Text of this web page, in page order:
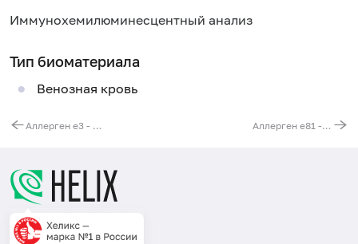
Иммунохемилюминесцентный анализ
Тип биоматериала
Венозная кровь
Аллерген e3 - перхоть лошади, IgE Аллерген e81 - эпителий овцы, IgE